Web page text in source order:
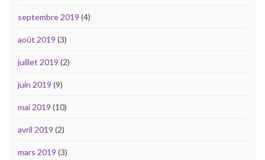
septembre 2019 (4)
août 2019 (3)
juillet 2019 (2)
juin 2019 (9)
mai 2019 (10)
avril 2019 (2)
mars 2019 (3)